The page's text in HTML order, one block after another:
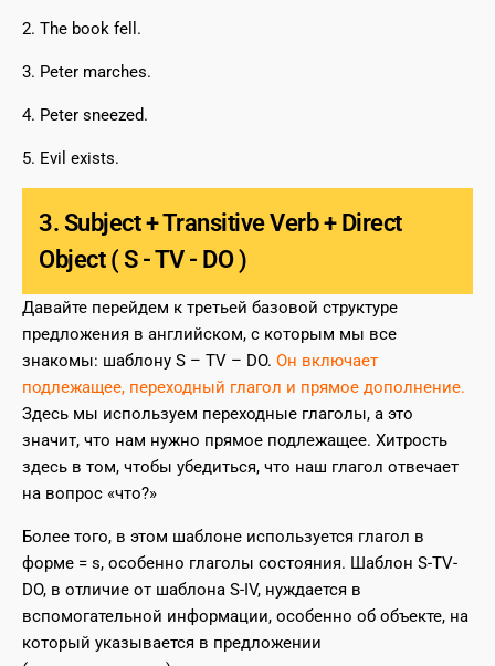
2. The book fell.
3. Peter marches.
4. Peter sneezed.
5. Evil exists.
3. Subject + Transitive Verb + Direct
Object ( S - TV - DO )
Давайте перейдем к третьей базовой структуре
предложения в английском, с которым мы все
знакомы: шаблону S – TV – DO. Он включает
подлежащее, переходный глагол и прямое дополнение.
Здесь мы используем переходные глаголы, а это
значит, что нам нужно прямое подлежащее. Хитрость
здесь в том, чтобы убедиться, что наш глагол отвечает
на вопрос «что?»
Более того, в этом шаблоне используется глагол в
форме = s, особенно глаголы состояния. Шаблон S-TV-
DO, в отличие от шаблона S-IV, нуждается в
вспомогательной информации, особенно об объекте, на
который указывается в предложении